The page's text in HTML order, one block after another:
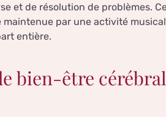
et de résolution de problèmes.
par une activité
entière.
bien-être